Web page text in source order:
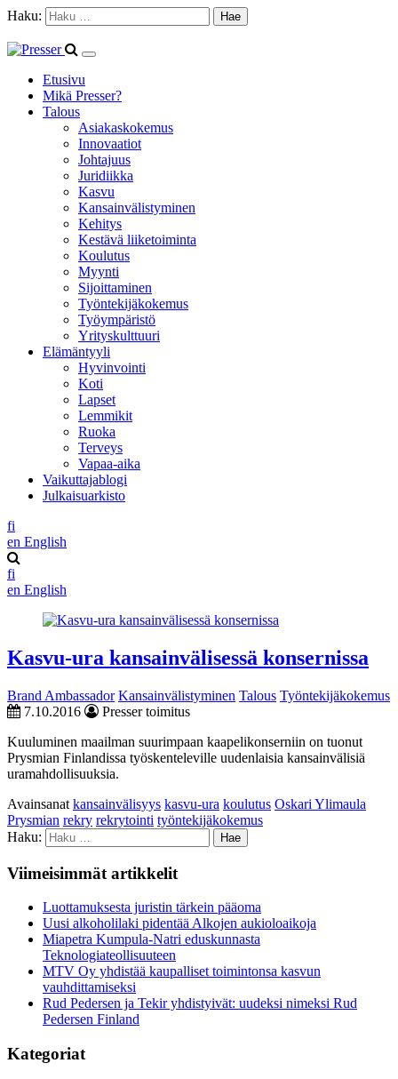
Haku:
Etusivu
Mikä Presser?
Talous
Asiakaskokemus
Innovaatiot
Johtajuus
Juridiikka
Kasvu
Kansainvälistyminen
Kehitys
Kestävä liiketoiminta
Koulutus
Myynti
Sijoittaminen
Työntekijäkokemus
Työympäristö
Yrityskulttuuri
Elämäntyyli
Hyvinvointi
Koti
Lapset
Lemmikit
Ruoka
Terveys
Vapaa-aika
Vaikuttajablogi
Julkaisuarkisto
fi
en English
fi
en English
Kasvu-ura kansainvälisessä konsernissa
Brand Ambassador Kansainvälistyminen Talous Työntekijäkokemus
7.10.2016
Presser toimitus
Kuuluminen maailman suurimpaan kaapelikonserniin on tuonut
Prysmian Finlandissa työskenteleville uudenlaisia kansainvälisiä
uramahdollisuuksia.
Avainsanat kansainvälisyys kasvu-ura koulutus Oskari Ylimaula
Prysmian rekry rekrytointi työntekijäkokemus
Haku:
Viimeisimmät artikkelit
Luottamuksesta juristin tärkein pääoma
Uusi alkoholilaki pidentää Alkojen aukioloaikoja
Miapetra Kumpula-Natri eduskunnasta
Teknologiateollisuuteen
MTV Oy yhdistää kaupalliset toimintonsa kasvun
vauhdittamiseksi
Rud Pedersen ja Tekir yhdistyivät: uudeksi nimeksi Rud
Pedersen Finland
Kategoriat